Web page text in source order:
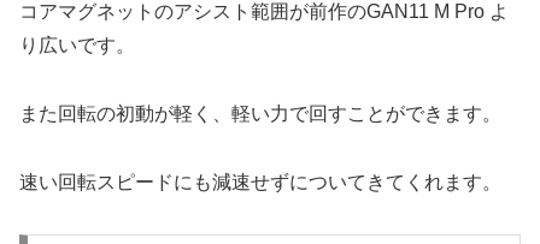
コアマグネットのアシスト範囲が前作のGAN11 M Pro よ
り広いです。
また回転の初動が軽く、軽い力で回すことができます。
速い回転スピードにも減速せずについてきてくれます。